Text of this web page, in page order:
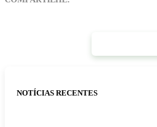
NOTÍCIAS RECENTES